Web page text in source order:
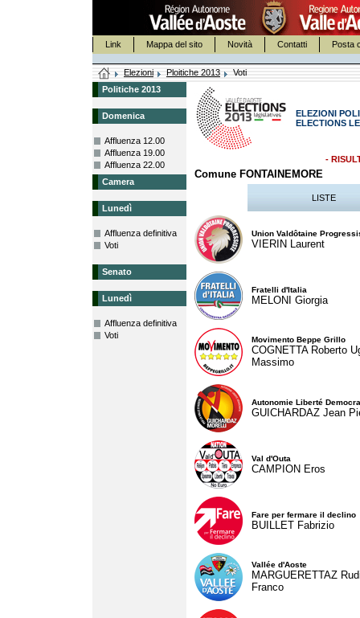
Link Mappa del sito Novità Contatti Posta
Elezioni Ploitiche 2013
Voti
Politiche 2013
Domenica
Affluenza 12.00
Affluenza 19.00
Affluenza 22.00
Camera
Lunedì
Affluenza definitiva
Voti
Senato
Lunedì
Affluenza definitiva
Voti
ELEZIONI
ELECTIONS
-
Comune FONTAINEMORE
LISTE
Union Valdôtaine
VIERIN Laurent
Fratelli d'Italia
MELONI Giorgia
Movimento Beppe Grillo
COGNETTA Roberto
Massimo
Autonomie Liberté
GUICHARDAZ Jean
Val d'Outa
CAMPION Eros
Fare per fermare il declino
BUILLET Fabrizio
Vallée d'Aoste
MARGUERETTAZ
Franco